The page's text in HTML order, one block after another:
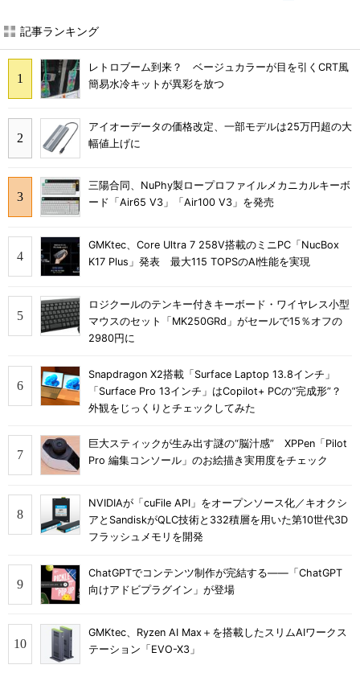
記事ランキング
レトロブーム到来？ ベージュカラーが目を引くCRT風
簡易水冷キットが異彩を放つ
アイオーデータの価格改定、一部モデルは25万円超の大
幅値上げに
三陽合同、NuPhy製ロープロファイルメカニカルキーボ
ード「Air65 V3」「Air100 V3」を発売
GMKtec、Core Ultra 7 258V搭載のミニPC「NucBox
K17 Plus」発表 最大115 TOPSのAI性能を実現
ロジクールのテンキー付きキーボード・ワイヤレス小型
マウスのセット「MK250GRd」がセールで15％オフの
2980円に
Snapdragon X2搭載「Surface Laptop 13.8インチ」
「Surface Pro 13インチ」はCopilot+ PCの“完成形”？
外観をじっくりとチェックしてみた
巨大スティックが生み出す謎の“脳汁感” XPPen「Pilot
Pro 編集コンソール」のお絵描き実用度をチェック
NVIDIAが「cuFile API」をオープンソース化／キオクシ
アとSandiskがQLC技術と332積層を用いた第10世代3D
フラッシュメモリを開発
ChatGPTでコンテンツ制作が完結する――「ChatGPT
向けアドビプラグイン」が登場
GMKtec、Ryzen AI Max＋を搭載したスリムAIワークス
テーション「EVO-X3」